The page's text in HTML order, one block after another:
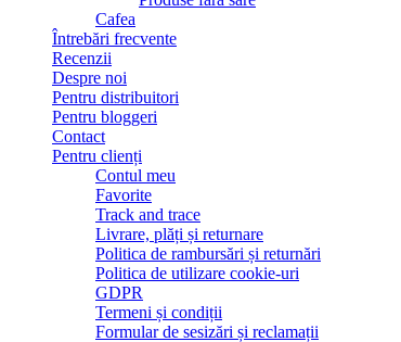
Cafea
Întrebări frecvente
Recenzii
Despre noi
Pentru distribuitori
Pentru bloggeri
Contact
Pentru clienți
Contul meu
Favorite
Track and trace
Livrare, plăți și returnare
Politica de rambursări și returnări
Politica de utilizare cookie-uri
GDPR
Termeni și condiții
Formular de sesizări și reclamații